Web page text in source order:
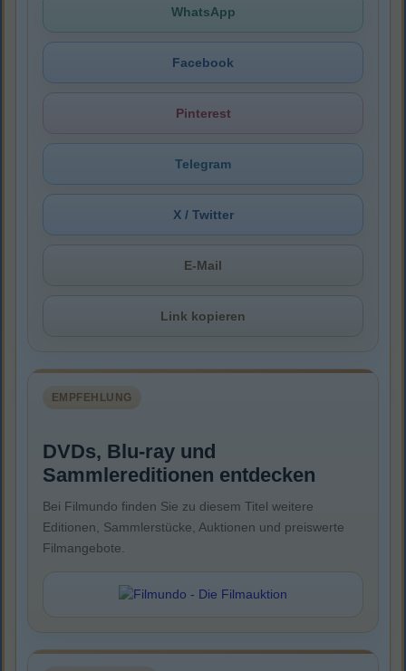
WhatsApp
Facebook
Pinterest
Telegram
X / Twitter
E-Mail
Link kopieren
EMPFEHLUNG
DVDs, Blu-ray und
Sammlereditionen entdecken
Bei Filmundo finden Sie zu diesem Titel weitere
Editionen, Sammlerstücke, Auktionen und preiswerte
Filmangebote.